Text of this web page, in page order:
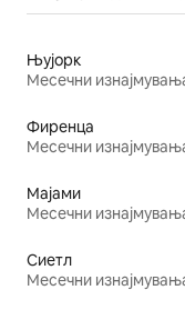
Њујорк
Месечни
Фиренца
Месечни
Мајами
Месечни
Сиетл
Месечни